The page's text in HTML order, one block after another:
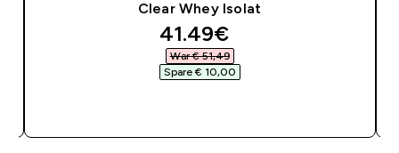
Clear Whey Isolat
discounted price
41.49€‎
War € 51,49‎
Spare € 10,00‎